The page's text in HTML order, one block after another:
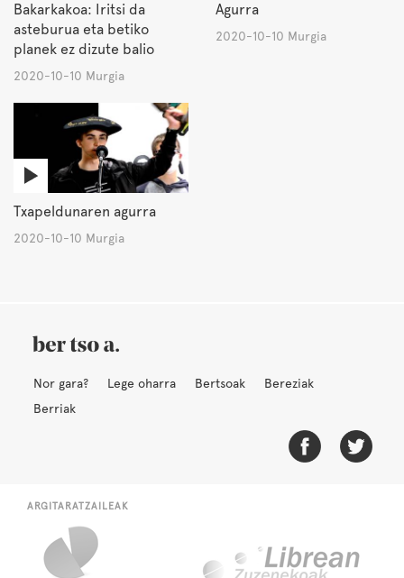
Bakarkakoa: Iritsi da
asteburua eta betiko
planek ez dizute balio
2020-10-10 Murgia
Agurra
2020-10-10 Murgia
Txapeldunaren agurra
2020-10-10 Murgia
Nor gara? Lege oharra Bertsoak
Bereziak
Berriak
ARGITARATZAILEAK